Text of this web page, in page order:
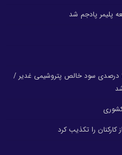
پلیمر پادجم شد
رشد ۲۴ درصدی درآمد عملیاتی و رشد ۲۰۶ درصدی سود خالص پتروشیمی غدیر /
کارکنان را تکذیب کرد